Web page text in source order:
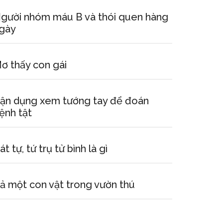
nhóm máu B và thói quen hàng
thấy con gái
dụng xem tướng tay để đoán
tật
tự, tứ trụ tử bình là gì
một con vật trong vườn thú